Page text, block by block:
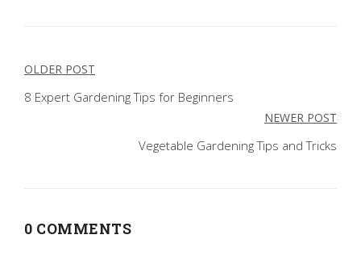
Post
navigation
OLDER POST
8 Expert Gardening Tips for Beginners
NEWER POST
Vegetable Gardening Tips and Tricks
0 COMMENTS